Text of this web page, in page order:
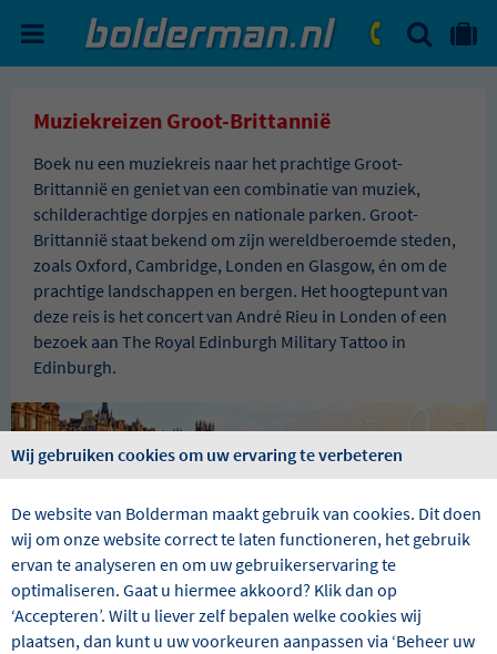
ma. - vr.: 09:00 - 17:30
ZOEKEN
Muziekreizen Groot-Brittannië
Boek nu een muziekreis naar het prachtige Groot-
Brittannië en geniet van een combinatie van muziek,
schilderachtige dorpjes en nationale parken. Groot-
Brittannië staat bekend om zijn wereldberoemde steden,
zoals Oxford, Cambridge, Londen en Glasgow, én om de
prachtige landschappen en bergen. Het hoogtepunt van
deze reis is het concert van André Rieu in Londen of een
bezoek aan The Royal Edinburgh Military Tattoo in
Edinburgh.
Wij hebben 2 reizen gevonden
Wij gebruiken cookies om uw ervaring te verbeteren
De website van Bolderman maakt gebruik van cookies. Dit doen
wij om onze website correct te laten functioneren, het gebruik
ervan te analyseren en om uw gebruikerservaring te
optimaliseren. Gaat u hiermee akkoord? Klik dan op
‘Accepteren’. Wilt u liever zelf bepalen welke cookies wij
plaatsen, dan kunt u uw voorkeuren aanpassen via ‘Beheer uw